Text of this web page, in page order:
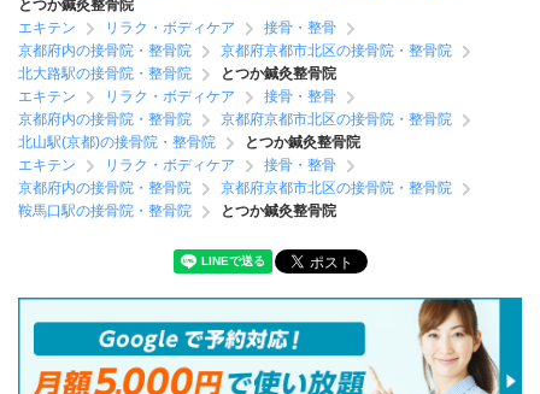
とつか鍼灸整骨院
エキテン
リラク・ボディケア
接骨・整骨
京都府内の接骨院・整骨院
京都府京都市北区の接骨院・整骨院
北大路駅の接骨院・整骨院
とつか鍼灸整骨院
エキテン
リラク・ボディケア
接骨・整骨
京都府内の接骨院・整骨院
京都府京都市北区の接骨院・整骨院
北山駅(京都)の接骨院・整骨院
とつか鍼灸整骨院
エキテン
リラク・ボディケア
接骨・整骨
京都府内の接骨院・整骨院
京都府京都市北区の接骨院・整骨院
鞍馬口駅の接骨院・整骨院
とつか鍼灸整骨院